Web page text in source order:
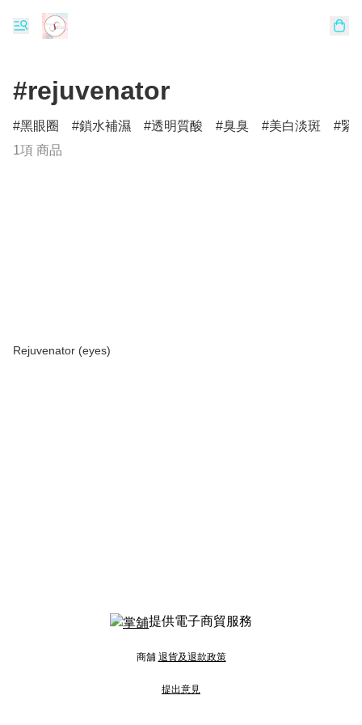
#rejuvenator
黑眼圈 鎖水補濕 透明質酸 臭臭 美白淡斑
緊
1項 商品
Rejuvenator (eyes)
提供電子商貿服務
商舖 退貨及退款政策
提出意見